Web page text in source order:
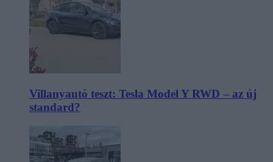
Villanyautó teszt: Tesla Model Y RWD – az új
standard?